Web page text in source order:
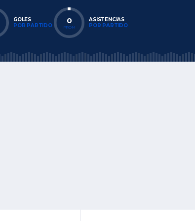
GOLES
POR PARTIDO
0
PROM
ASISTENCIAS
POR PARTIDO